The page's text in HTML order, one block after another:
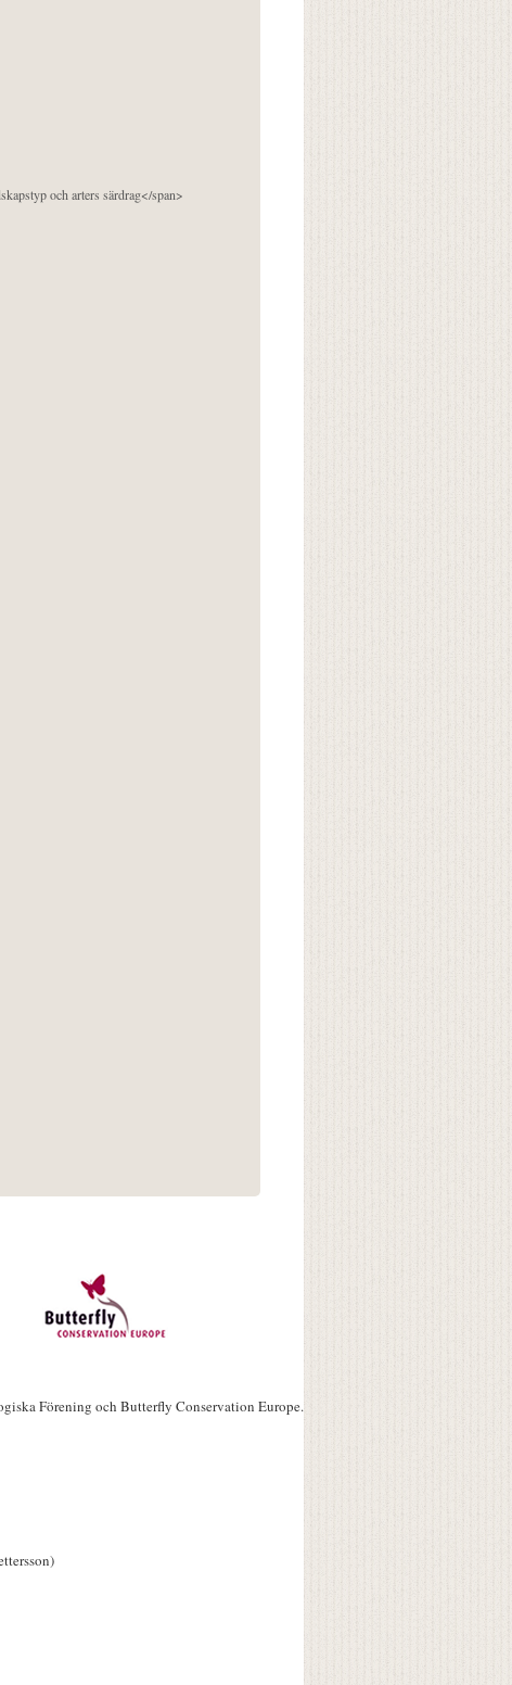
och arters särdrag</span>
Förening och Butterfly Conservation Europe.